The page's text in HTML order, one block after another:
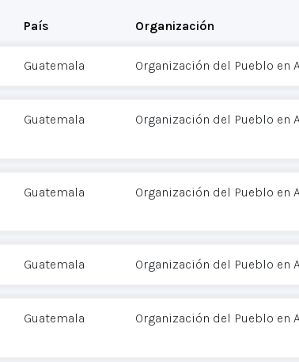
País Organización
Guatemala Organización del Pueblo en
Guatemala Organización del Pueblo en
Guatemala Organización del Pueblo en
Guatemala Organización del Pueblo en
Guatemala Organización del Pueblo en